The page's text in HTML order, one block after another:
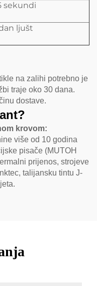
sekundi
ljušt
na zalihi potrebno je
traje oko 30 dana.
dostave.
krovom:
više od 10 godina
pisače (MUTOH
prijenos, strojeve
talijansku tintu J-